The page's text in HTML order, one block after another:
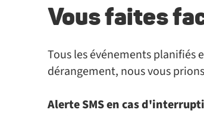
Vous faites
Tous les événements planifiés
dérangement, nous vous
Alerte SMS en cas